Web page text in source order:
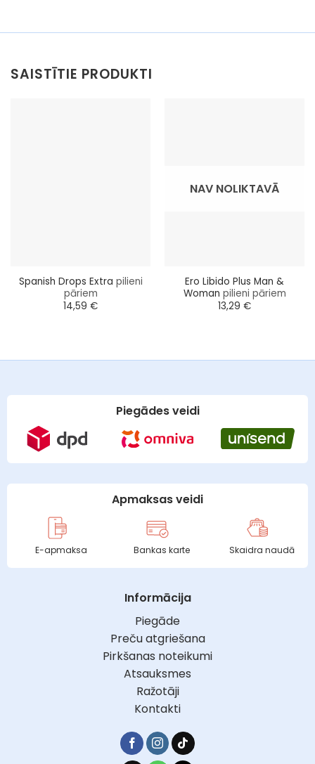
SAISTĪTIE PRODUKTI
Spanish Drops Extra pilieni
pāriem
14,59 €
NAV NOLIKTAVĀ
Ero Libido Plus Man &
Woman pilieni pāriem
13,29 €
Piegādes veidi
Apmaksas veidi
E-apmaksa Bankas karte Skaidra naudā
Informācija
Piegāde
Preču atgriešana
Pirkšanas noteikumi
Atsauksmes
Ražotāji
Kontakti